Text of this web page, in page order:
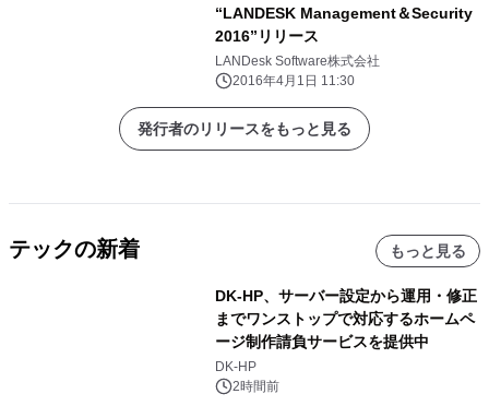
“LANDESK Management＆Security
2016”リリース
LANDesk Software株式会社
2016年4月1日 11:30
発行者のリリースをもっと見る
テックの新着 もっと見る
DK-HP、サーバー設定から運用・修正
までワンストップで対応するホームペ
ージ制作請負サービスを提供中
DK-HP
2時間前